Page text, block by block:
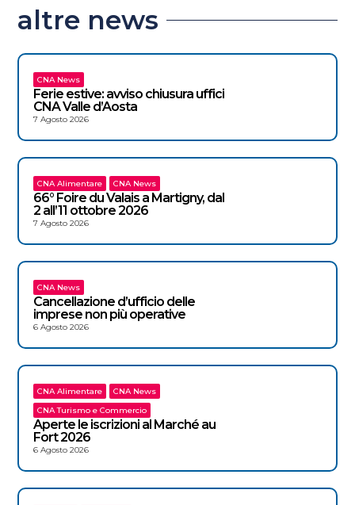
altre news
CNA News
Ferie estive: avviso chiusura uffici
CNA Valle d’Aosta
7 Agosto 2026
CNA Alimentare CNA News
66° Foire du Valais a Martigny, dal
2 all’11 ottobre 2026
7 Agosto 2026
CNA News
Cancellazione d’ufficio delle
imprese non più operative
6 Agosto 2026
CNA Alimentare
CNA News
CNA Turismo e Commercio
Aperte le iscrizioni al Marché au
Fort 2026
6 Agosto 2026